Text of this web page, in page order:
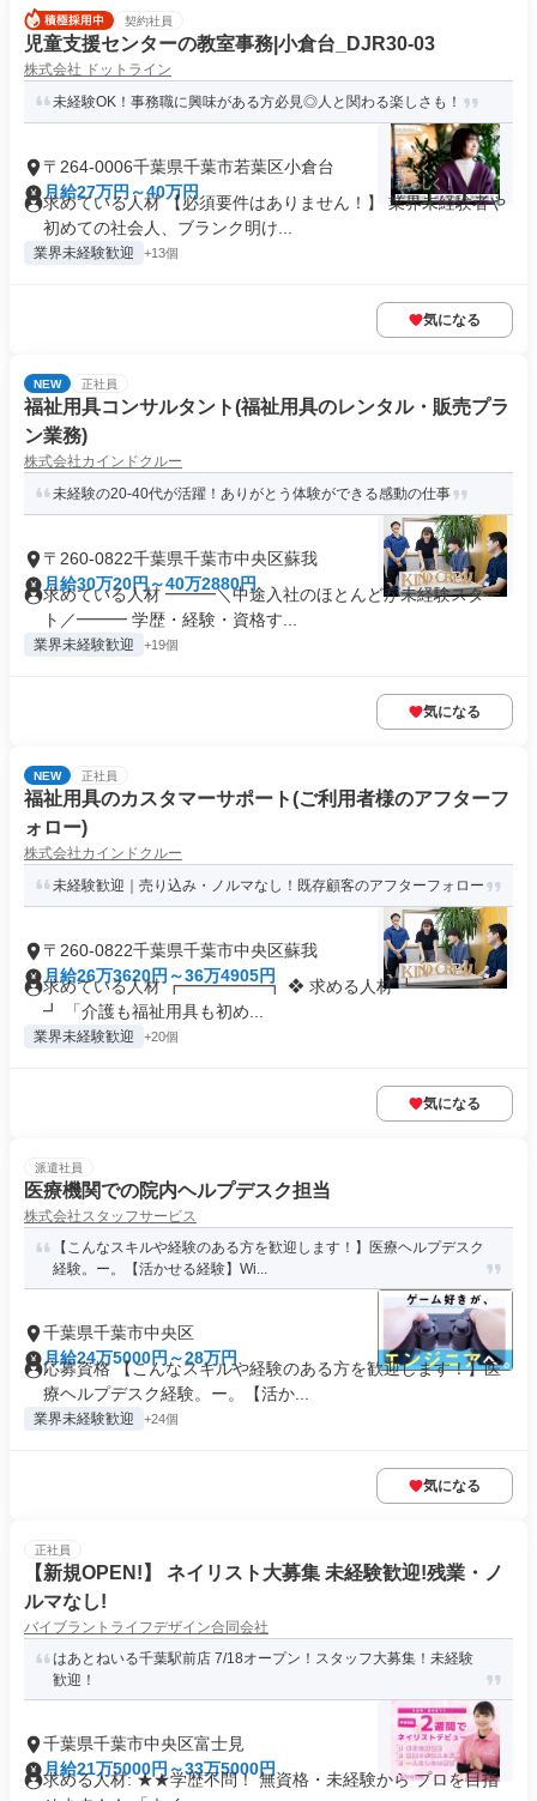
契約社員
児童支援センターの教室事務|小倉台_DJR30-03
株式会社 ドットライン
未経験OK！事務職に興味がある方必見◎人と関わる楽しさも！
〒264-0006千葉県千葉市若葉区小倉台
月給27万円～40万円
求めている人材 【必須要件はありません！】 業界未経験者や
初めての社会人、ブランク明け...
業界未経験歓迎 +13個
気になる
NEW 正社員
福祉用具コンサルタント(福祉用具のレンタル・販売プラ
ン業務)
株式会社カインドクルー
未経験の20-40代が活躍！ありがとう体験ができる感動の仕事
〒260-0822千葉県千葉市中央区蘇我
月給30万20円～40万2880円
求めている人材 ━━━＼中途入社のほとんどが未経験スター
ト／━━━ 学歴・経験・資格す...
業界未経験歓迎 +19個
気になる
NEW 正社員
福祉用具のカスタマーサポート(ご利用者様のアフターフ
ォロー)
株式会社カインドクルー
未経験歓迎｜売り込み・ノルマなし！既存顧客のアフターフォロー
〒260-0822千葉県千葉市中央区蘇我
月給26万3620円～36万4905円
求めている人材 ┏━━━━━┓ ❖ 求める人材 ┗━━━━━
┛ 「介護も福祉用具も初め...
業界未経験歓迎 +20個
気になる
派遣社員
医療機関での院内ヘルプデスク担当
株式会社スタッフサービス
【こんなスキルや経験のある方を歓迎します！】医療ヘルプデスク
経験。ー。【活かせる経験】Wi...
千葉県千葉市中央区
月給24万5000円～28万円
応募資格 【こんなスキルや経験のある方を歓迎します！】医
療ヘルプデスク経験。ー。【活か...
業界未経験歓迎 +24個
気になる
正社員
【新規OPEN!】 ネイリスト大募集 未経験歓迎!残業・ノ
ルマなし!
バイブラントライフデザイン合同会社
はあとねいる千葉駅前店 7/18オープン！スタッフ大募集！未経験
歓迎！
千葉県千葉市中央区富士見
月給21万5000円～33万5000円
求める人材: ★★学歴不問！ 無資格・未経験から プロを目指